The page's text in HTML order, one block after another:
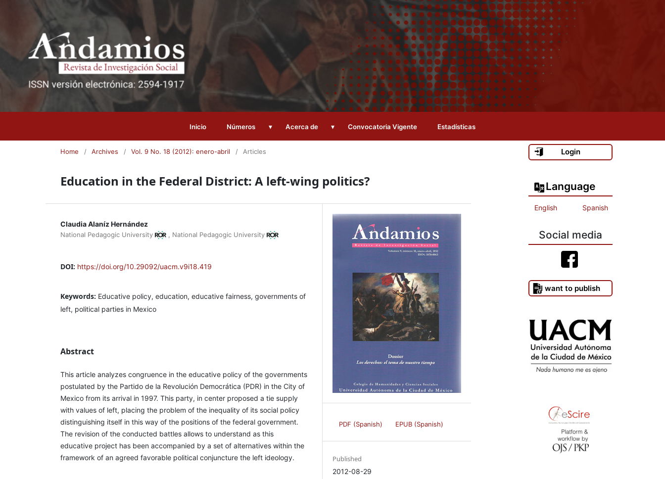
Inicio Números ▾ Acerca de ▾ Convocatoria Vigente Estadísticas
Home / Archives / Vol. 9 No. 18 (2012): enero-abril / Articles
Education in the Federal District: A left-wing politics?
Claudia Alaníz Hernández
National Pedagogic University National Pedagogic University
DOI: https://doi.org/10.29092/uacm.v9i18.419
Keywords: Educative policy, education, educative fairness, governments of
left, political parties in Mexico
Abstract
This article analyzes congruence in the educative policy of the governments
postulated by the Partido de la Revolución Democrática (PDR) in the City of
Mexico from its arrival in 1997. This party, in center proposed a tie supply
with values of left, placing the problem of the inequality of its social policy
distinguishing itself in this way of the positions of the federal government.
The revision of the conducted battles allows to understand as this
educative project has been accompanied by a set of alternatives within the
framework of an agreed favorable political conjuncture the left ideology.
PDF (Spanish) EPUB (Spanish)
Published
2012-08-29
Login
Language
English Spanish
Social media
I want to publish